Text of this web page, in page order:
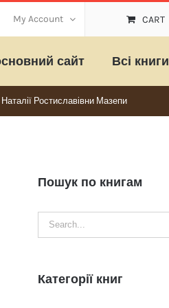
My Account CART
сайт Всі книги
Ростиславівни Мазепи
Пошук по книгам
Категорії книг